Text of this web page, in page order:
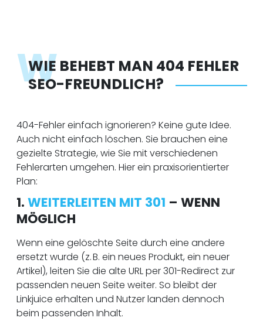
W
WIE BEHEBT MAN 404 FEHLER
SEO-FREUNDLICH?
404-Fehler einfach ignorieren? Keine gute Idee.
Auch nicht einfach löschen. Sie brauchen eine
gezielte Strategie, wie Sie mit verschiedenen
Fehlerarten umgehen. Hier ein praxisorientierter
Plan:
1.WEITERLEITEN MIT 301 – WENN
MÖGLICH
Wenn eine gelöschte Seite durch eine andere
ersetzt wurde (z. B. ein neues Produkt, ein neuer
Artikel), leiten Sie die alte URL per 301-Redirect zur
passenden neuen Seite weiter. So bleibt der
Linkjuice erhalten und Nutzer landen dennoch
beim passenden Inhalt.